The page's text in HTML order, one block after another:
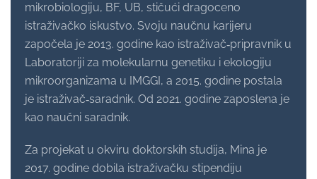
mikrobiologiju, BF, UB, stičući dragoceno
istraživačko iskustvo. Svoju naučnu karijeru
započela je 2013. godine kao istraživač‑pripravnik u
Laboratoriji za molekularnu genetiku i ekologiju
mikroorganizama u IMGGI, a 2015. godine postala
je istraživač‑saradnik. Od 2021. godine zaposlena je
kao naučni saradnik.
Za projekat u okviru doktorskih studija, Mina je
2017. godine dobila istraživačku stipendiju